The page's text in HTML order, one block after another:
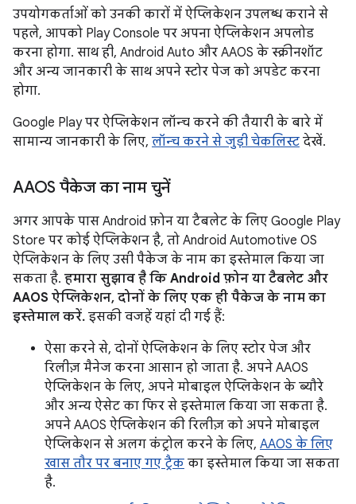
उपयोगकर्ताओं को उनकी कारों में ऐप्लिकेशन उपलब्ध कराने से
पहले, आपको Play Console पर अपना ऐप्लिकेशन अपलोड
करना होगा. साथ ही, Android Auto और AAOS के स्क्रीनशॉट
और अन्य जानकारी के साथ अपने स्टोर पेज को अपडेट करना
होगा.
Google Play पर ऐप्लिकेशन लॉन्च करने की तैयारी के बारे में
सामान्य जानकारी के लिए, लॉन्च करने से जुड़ी चेकलिस्ट देखें.
AAOS पैकेज का नाम चुनें
अगर आपके पास Android फ़ोन या टैबलेट के लिए Google Play
Store पर कोई ऐप्लिकेशन है, तो Android Automotive OS
ऐप्लिकेशन के लिए उसी पैकेज के नाम का इस्तेमाल किया जा
सकता है. हमारा सुझाव है कि Android फ़ोन या टैबलेट और
AAOS ऐप्लिकेशन, दोनों के लिए एक ही पैकेज के नाम का
इस्तेमाल करें. इसकी वजहें यहां दी गई हैं:
ऐसा करने से, दोनों ऐप्लिकेशन के लिए स्टोर पेज और
रिलीज़ मैनेज करना आसान हो जाता है. अपने AAOS
ऐप्लिकेशन के लिए, अपने मोबाइल ऐप्लिकेशन के ब्यौरे
और अन्य ऐसेट का फिर से इस्तेमाल किया जा सकता है.
अपने AAOS ऐप्लिकेशन की रिलीज़ को अपने मोबाइल
ऐप्लिकेशन से अलग कंट्रोल करने के लिए, AAOS के लिए
खास तौर पर बनाए गए ट्रैक का इस्तेमाल किया जा सकता
है.